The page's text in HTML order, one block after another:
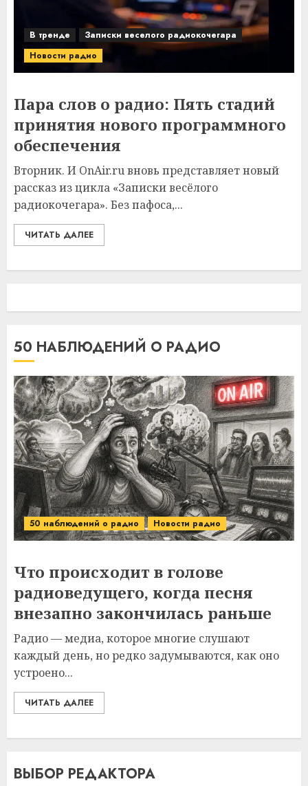
В тренде
Записки веселого радиокочегара
Новости радио
Пара слов о радио: Пять стадий
принятия нового программного
обеспечения
Вторник. И OnAir.ru вновь представляет новый
рассказ из цикла «Записки весёлого
радиокочегара». Без пафоса,...
ЧИТАТЬ ДАЛЕЕ
50 НАБЛЮДЕНИЙ О РАДИО
50 наблюдений о радио Новости радио
Что происходит в голове
радиоведущего, когда песня
внезапно закончилась раньше
Радио — медиа, которое многие слушают
каждый день, но редко задумываются, как оно
устроено...
ЧИТАТЬ ДАЛЕЕ
ВЫБОР РЕДАКТОРА